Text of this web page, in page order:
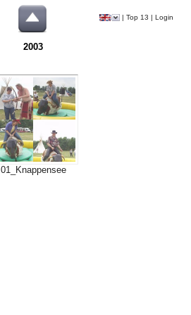
| Top 13 | Login
2003
01_Knappensee